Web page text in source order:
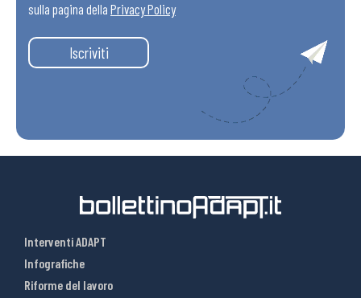
sulla pagina della Privacy Policy
Iscriviti
Interventi ADAPT
Infografiche
Riforme del lavoro